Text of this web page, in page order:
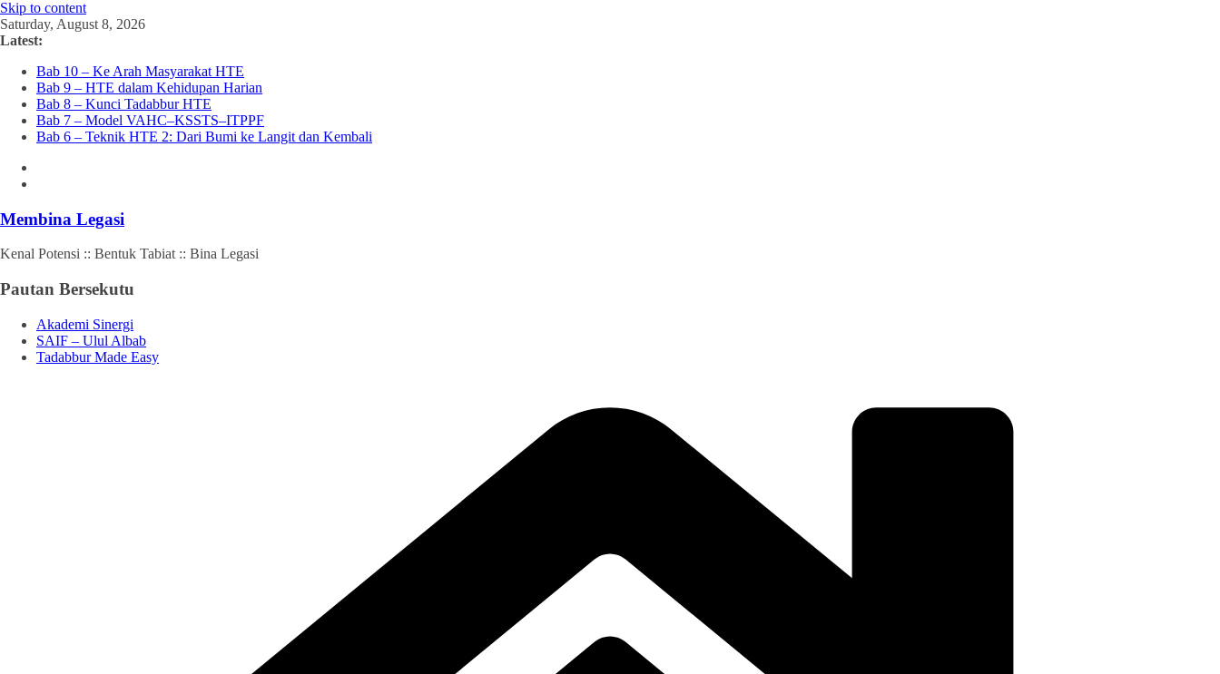
Skip to content
Saturday, August 8, 2026
Latest:
Bab 10 – Ke Arah Masyarakat HTE
Bab 9 – HTE dalam Kehidupan Harian
Bab 8 – Kunci Tadabbur HTE
Bab 7 – Model VAHC–KSSTS–ITPPF
Bab 6 – Teknik HTE 2: Dari Bumi ke Langit dan Kembali
Membina Legasi
Kenal Potensi :: Bentuk Tabiat :: Bina Legasi
Pautan Bersekutu
Akademi Sinergi
SAIF – Ulul Albab
Tadabbur Made Easy